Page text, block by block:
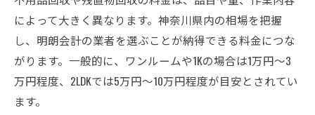
によって大きく異なります。神奈川県内の相場を把握
し、明朗会計の業者を選ぶことが納得できる料金につな
がります。一般的に、ワンルームや1Kの場合は1万円～3
万円程度、2LDKでは5万円～10万円程度が目安とされてい
ます。